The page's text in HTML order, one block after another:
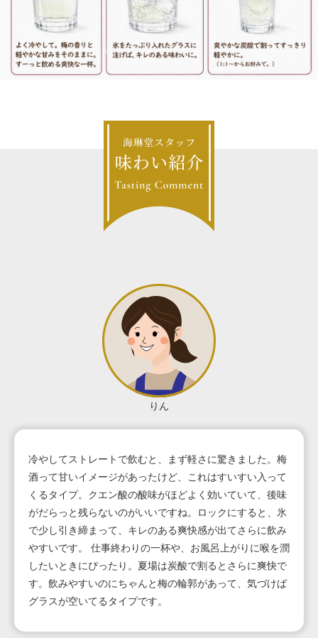
りん
冷やしてストレートで飲むと、まず軽さに驚きました。梅
酒って甘いイメージがあったけど、これはすいすい入って
くるタイプ。クエン酸の酸味がほどよく効いていて、後味
がだらっと残らないのがいいですね。ロックにすると、氷
で少し引き締まって、キレのある爽快感が出てさらに飲み
やすいです。 仕事終わりの一杯や、お風呂上がりに喉を潤
したいときにぴったり。夏場は炭酸で割るとさらに爽快で
す。飲みやすいのにちゃんと梅の輪郭があって、気づけば
グラスが空いてるタイプです。